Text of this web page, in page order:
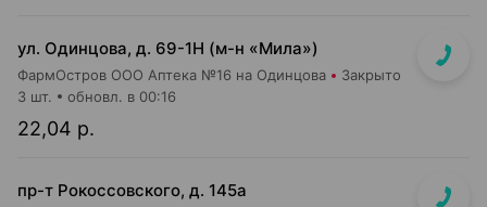
ул. Одинцова, д. 69-1Н (м-н «Мила»)
ФармОстров ООО Аптека №16 на Одинцова Закрыто
22,04 р.
3 шт. обновл. в 00:16
пр-т Рокоссовского, д. 145а